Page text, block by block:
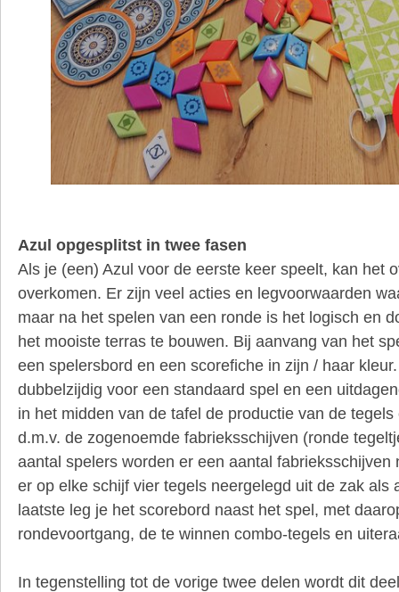
Azul opgesplitst in twee fasen
Als je (een) Azul voor de eerste keer speelt, kan het
overkomen. Er zijn veel acties en legvoorwaarden
maar na het spelen van een ronde is het logisch en
het mooiste terras te bouwen. Bij aanvang van het
een spelersbord en een scorefiche in zijn / haar
dubbelzijdig voor een standaard spel en een
in het midden van de tafel de productie van de
d.m.v. de zogenoemde fabrieksschijven (ronde
aantal spelers worden er een aantal fabrieksschijven
er op elke schijf vier tegels neergelegd uit de zak als
laatste leg je het scorebord naast het spel, met
rondevoortgang, de te winnen combo-tegels en
In tegenstelling tot de vorige twee delen wordt dit